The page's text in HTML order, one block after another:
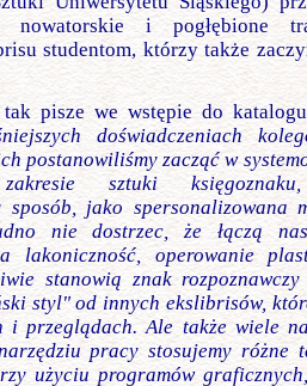
nowatorskie i pogłębione
studentom, którzy także
pisze we wstępie do
doświadczeniach
postanowiliśmy zacząć w
sztuki
sposób, jako
nie dostrzec, że łączą
lakoniczność, operowanie
stanowią znak
styl" od innych ekslibrisów,
i przeglądach. Ale także wiele
pracy stosujemy różne
użyciu programów